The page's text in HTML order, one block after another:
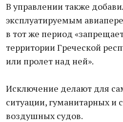
В управлении также
эксплуатируемым
в тот же период
территории Греческой
или пролет над ней».
Исключение делают для
ситуации, гуманитарных и
воздушных судов.